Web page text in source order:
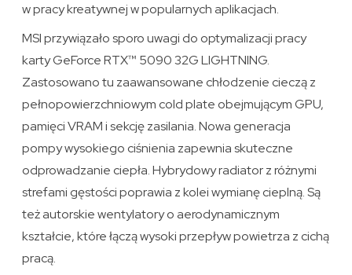
w pracy kreatywnej w popularnych aplikacjach.
MSI przywiązało sporo uwagi do optymalizacji pracy
karty GeForce RTX™ 5090 32G LIGHTNING.
Zastosowano tu zaawansowane chłodzenie cieczą z
pełnopowierzchniowym cold plate obejmującym GPU,
pamięci VRAM i sekcję zasilania. Nowa generacja
pompy wysokiego ciśnienia zapewnia skuteczne
odprowadzanie ciepła. Hybrydowy radiator z różnymi
strefami gęstości poprawia z kolei wymianę cieplną. Są
też autorskie wentylatory o aerodynamicznym
kształcie, które łączą wysoki przepływ powietrza z cichą
pracą.